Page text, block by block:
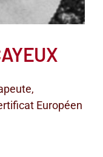
Européen